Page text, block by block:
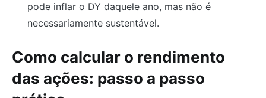
pode inflar o DY daquele ano, mas não é
necessariamente sustentável.
Como calcular o rendimento
das ações: passo a passo